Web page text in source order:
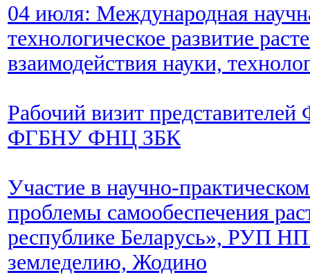
04 июля: Международная
технологическое развитие
взаимодействия науки,
Рабочий визит
ФГБНУ ФНЦ ЗБК
Участие в научно-
проблемы самообеспечения
республике Беларусь», РУП
земледелию, Жодино